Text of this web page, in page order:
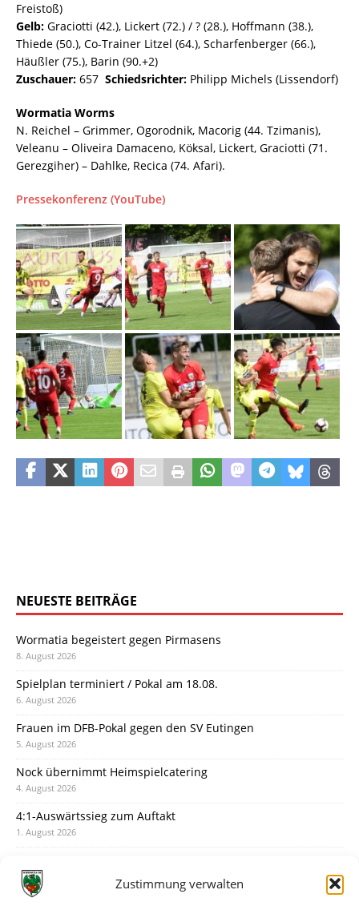
Zustimmung verwalten
Freistoß)
Gelb: Graciotti (42.), Lickert (72.) / ? (28.), Hoffmann (38.),
Thiede (50.), Co-Trainer Litzel (64.), Scharfenberger (66.),
Häußler (75.), Barin (90.+2)
Zuschauer: 657 Schiedsrichter: Philipp Michels (Lissendorf)
Wormatia Worms
N. Reichel – Grimmer, Ogorodnik, Macorig (44. Tzimanis),
Veleanu – Oliveira Damaceno, Köksal, Lickert, Graciotti (71.
Gerezgiher) – Dahlke, Recica (74. Afari).
Pressekonferenz (YouTube)
NEUESTE BEITRÄGE
Wormatia begeistert gegen Pirmasens
8. August 2026
Spielplan terminiert / Pokal am 18.08.
6. August 2026
Frauen im DFB-Pokal gegen den SV Eutingen
5. August 2026
Nock übernimmt Heimspielcatering
4. August 2026
4:1-Auswärtssieg zum Auftakt
1. August 2026
31. Juli 2026